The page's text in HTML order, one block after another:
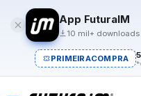
App FuturaIM
10 mil+ downloads
PRIMEIRACOMPRA